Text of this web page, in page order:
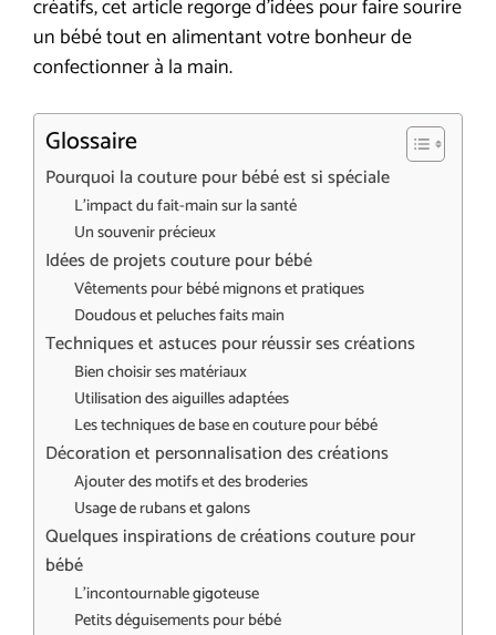
créatifs, cet article regorge d’idées pour faire sourire
un bébé tout en alimentant votre bonheur de
confectionner à la main.
Glossaire
Pourquoi la couture pour bébé est si spéciale
L’impact du fait-main sur la santé
Un souvenir précieux
Idées de projets couture pour bébé
Vêtements pour bébé mignons et pratiques
Doudous et peluches faits main
Techniques et astuces pour réussir ses créations
Bien choisir ses matériaux
Utilisation des aiguilles adaptées
Les techniques de base en couture pour bébé
Décoration et personnalisation des créations
Ajouter des motifs et des broderies
Usage de rubans et galons
Quelques inspirations de créations couture pour
bébé
L’incontournable gigoteuse
Petits déguisements pour bébé